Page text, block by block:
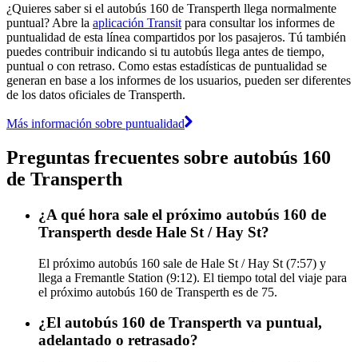
¿Quieres saber si el autobús 160 de Transperth llega normalmente
puntual? Abre la aplicación Transit para consultar los informes de
puntualidad de esta línea compartidos por los pasajeros. Tú también
puedes contribuir indicando si tu autobús llega antes de tiempo,
puntual o con retraso. Como estas estadísticas de puntualidad se
generan en base a los informes de los usuarios, pueden ser diferentes
de los datos oficiales de Transperth.
Más información sobre puntualidad
Preguntas frecuentes sobre autobús 160
de Transperth
¿A qué hora sale el próximo autobús 160 de
Transperth desde Hale St / Hay St?
El próximo autobús 160 sale de Hale St / Hay St (7:57) y
llega a Fremantle Station (9:12). El tiempo total del viaje para
el próximo autobús 160 de Transperth es de 75.
¿El autobús 160 de Transperth va puntual,
adelantado o retrasado?